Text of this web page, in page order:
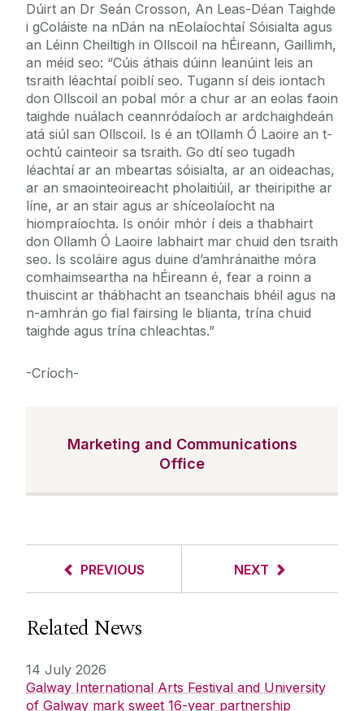
Dúirt an Dr Seán Crosson, An Leas-Déan Taighde
i gColáiste na nDán na nEolaíochtaí Sóisialta agus
an Léinn Cheiltigh in Ollscoil na hÉireann, Gaillimh,
an méid seo: “Cúis áthais dúinn leanúint leis an
tsraith léachtaí poiblí seo. Tugann sí deis iontach
don Ollscoil an pobal mór a chur ar an eolas faoin
taighde nuálach ceannródaíoch ar ardchaighdeán
atá siúl san Ollscoil. Is é an tOllamh Ó Laoire an t-
ochtú cainteoir sa tsraith. Go dtí seo tugadh
léachtaí ar an mbeartas sóisialta, ar an oideachas,
ar an smaointeoireacht pholaitiúil, ar theiripithe ar
líne, ar an stair agus ar shíceolaíocht na
hiompraíochta. Is onóir mhór í deis a thabhairt
don Ollamh Ó Laoire labhairt mar chuid den tsraith
seo. Is scoláire agus duine d’amhránaithe móra
comhaimseartha na hÉireann é, fear a roinn a
thuiscint ar thábhacht an tseanchais bhéil agus na
n-amhrán go fial fairsing le blianta, trína chuid
taighde agus trína chleachtas.”
-Críoch-
Marketing and Communications
Office
PREVIOUS NEXT
Related News
14 July 2026
Galway International Arts Festival and University
of Galway mark sweet 16-year partnership